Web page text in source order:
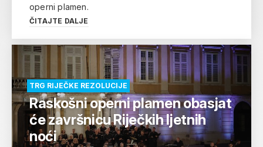
operni plamen.
ČITAJTE DALJE
TRG RIJEČKE REZOLUCIJE
Raskošni operni plamen obasjat
će završnicu Riječkih ljetnih
noći